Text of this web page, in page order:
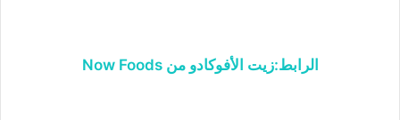
الرابط:زيت الأفوكادو من Now Foods